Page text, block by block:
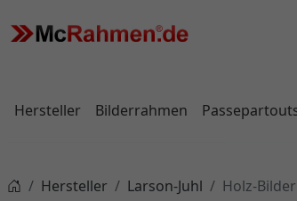
Hersteller Bilderrahmen
Hersteller Larson-Juhl
Holz-